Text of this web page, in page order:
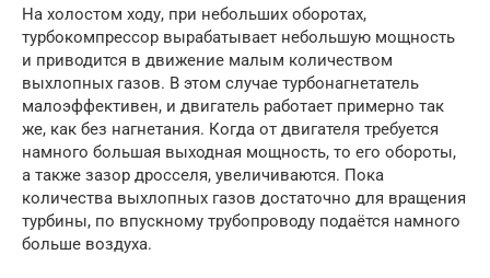
На холостом ходу, при небольших оборотах,
турбокомпрессор вырабатывает небольшую мощность
и приводится в движение малым количеством
выхлопных газов. В этом случае турбонагнетатель
малоэффективен, и двигатель работает примерно так
же, как без нагнетания. Когда от двигателя требуется
намного большая выходная мощность, то его обороты,
а также зазор дросселя, увеличиваются. Пока
количества выхлопных газов достаточно для вращения
турбины, по впускному трубопроводу подаётся намного
больше воздуха.